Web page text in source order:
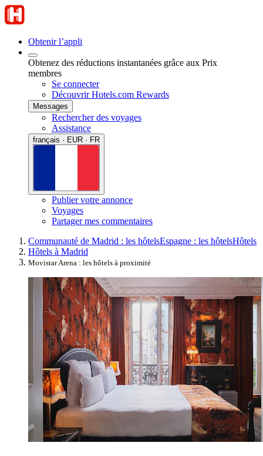
Obtenir l’appli
Obtenez des réductions instantanées grâce aux Prix
membres
Se connecter
Découvrir Hotels.com Rewards
Messages
Rechercher des voyages
Assistance
français · EUR · FR
Publier votre annonce
Voyages
Partager mes commentaires
Communauté de Madrid : les hôtelsEspagne : les hôtelsHôtels
Hôtels à Madrid
Movistar Arena : les hôtels à proximité